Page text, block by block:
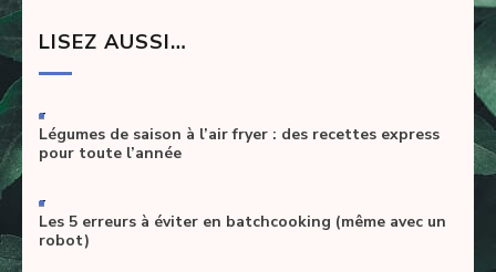
LISEZ AUSSI…
-
Légumes de saison à l’air fryer : des recettes express
pour toute l’année
-
Les 5 erreurs à éviter en batchcooking (même avec un
robot)